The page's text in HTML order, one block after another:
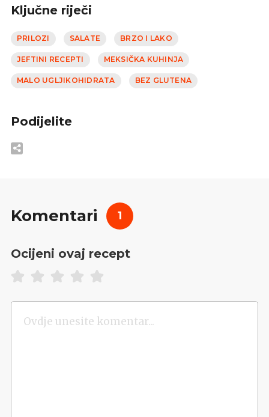
Ključne riječi
PRILOZI SALATE BRZO I LAKO
JEFTINI RECEPTI MEKSIČKA KUHINJA
MALO UGLJIKOHIDRATA BEZ GLUTENA
Podijelite
Komentari 1
Ocijeni ovaj recept